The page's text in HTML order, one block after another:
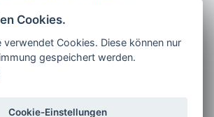
Widerrufsbelehrung
Golf Brothers.de
Neuheiten
Cookies.
verwendet Cookies. Diese können nur
gespeichert werden.
Cookie-Einstellungen